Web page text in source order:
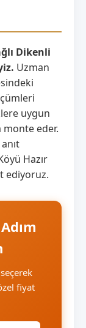
Dikenli
Uzman
uygun
monte eder.
Hazır
ediyoruz.
fiyat